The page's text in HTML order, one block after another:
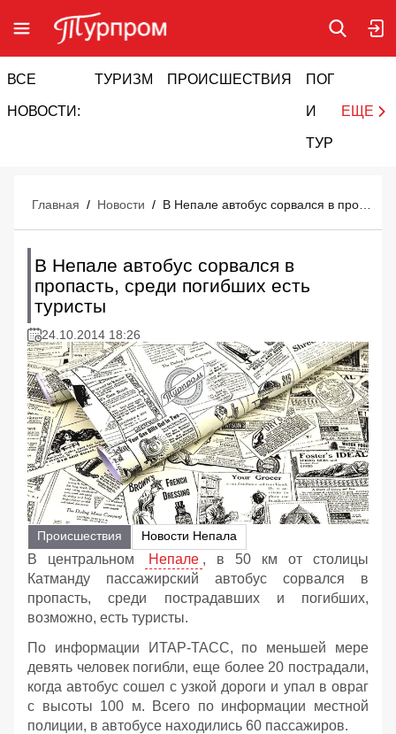
ВСЕ
НОВОСТИ:
ТУРИЗМ ПРОИСШЕСТВИЯ ПОГОДА
И
ТУРИЗМ
ЕЩЕ
Главная / Новости /
В Непале автобус сорвался в
пропасть, среди погибших есть
туристы
24.10.2014 18:26
Происшествия Новости Непала
В центральном Непале , в 50 км от столицы
Катманду пассажирский автобус сорвался в
пропасть, среди пострадавших и погибших,
возможно, есть туристы.
По информации ИТАР-ТАСС, по меньшей мере
девять человек погибли, еще более 20 пострадали,
когда автобус сошел с узкой дороги и упал в овраг
с высоты 100 м. Всего по информации местной
полиции, в автобусе находились 60 пассажиров.